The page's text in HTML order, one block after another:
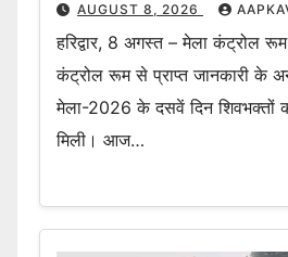
AUGUST 8, 2026
हरिद्वार, 8 अगस्त – मेला कंट्रोल
कंट्रोल रूम से प्राप्त जानकारी के
मेला-2026 के दसवें दिन शिवभक्तों
मिली। आज…